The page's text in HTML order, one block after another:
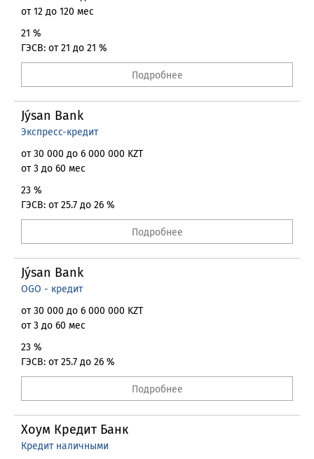
от 12 до 120 мес
21 %
ГЭСВ: от 21 до 21 %
Подробнее
Jýsan Bank
Экспресс-кредит
от 30 000 до 6 000 000 KZT
от 3 до 60 мес
23 %
ГЭСВ: от 25.7 до 26 %
Подробнее
Jýsan Bank
OGO - кредит
от 30 000 до 6 000 000 KZT
от 3 до 60 мес
23 %
ГЭСВ: от 25.7 до 26 %
Подробнее
Хоум Кредит Банк
Кредит наличными